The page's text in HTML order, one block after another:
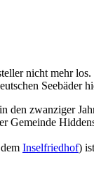
nicht mehr los.
Seebäder
den zwanziger
Gemeinde
Inselfriedhof)